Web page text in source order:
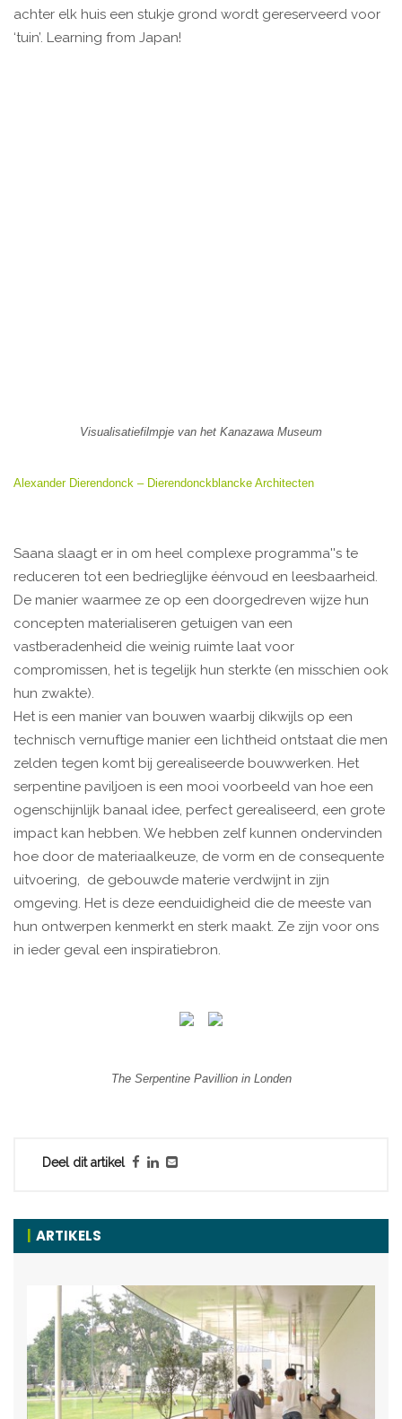
achter elk huis een stukje grond wordt gereserveerd voor
‘tuin’. Learning from Japan!
Visualisatiefilmpje van het Kanazawa Museum
Alexander Dierendonck – Dierendonckblancke Architecten
Saana slaagt er in om heel complexe programma''s te
reduceren tot een bedrieglijke éénvoud en leesbaarheid.
De manier waarmee ze op een doorgedreven wijze hun
concepten materialiseren getuigen van een
vastberadenheid die weinig ruimte laat voor
compromissen, het is tegelijk hun sterkte (en misschien ook
hun zwakte).
Het is een manier van bouwen waarbij dikwijls op een
technisch vernuftige manier een lichtheid ontstaat die men
zelden tegen komt bij gerealiseerde bouwwerken. Het
serpentine paviljoen is een mooi voorbeeld van hoe een
ogenschijnlijk banaal idee, perfect gerealiseerd, een grote
impact kan hebben. We hebben zelf kunnen ondervinden
hoe door de materiaalkeuze, de vorm en de consequente
uitvoering, de gebouwde materie verdwijnt in zijn
omgeving. Het is deze eenduidigheid die de meeste van
hun ontwerpen kenmerkt en sterk maakt. Ze zijn voor ons
in ieder geval een inspiratiebron.
The Serpentine Pavillion in Londen
Deel dit artikel
ARTIKELS